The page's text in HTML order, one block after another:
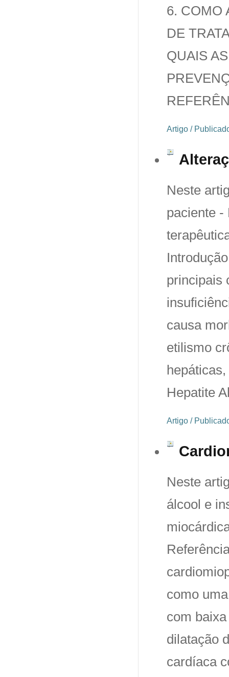
6. COMO
DE
QUAIS
Artigo /
Neste
paciente -
principais
causa
etilismo
Hepatite
Artigo /
Neste
álcool e
como
com
dilatação
cardíaca